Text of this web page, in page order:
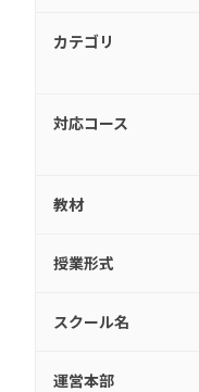
カテゴリ
対応コース
教材
授業形式
スクール名
運営本部